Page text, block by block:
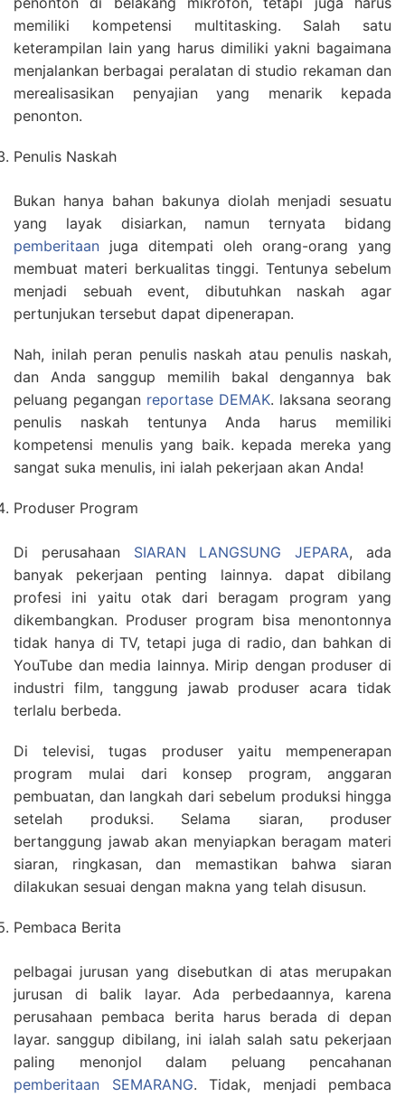
memiliki kompetensi multitasking. Salah satu
keterampilan lain yang harus dimiliki yakni bagaimana
menjalankan berbagai peralatan di studio rekaman dan
merealisasikan penyajian yang menarik kepada
penonton.
Penulis Naskah
Bukan hanya bahan bakunya diolah menjadi sesuatu
yang layak disiarkan, namun ternyata bidang
pemberitaan juga ditempati oleh orang-orang yang
membuat materi berkualitas tinggi. Tentunya sebelum
menjadi sebuah event, dibutuhkan naskah agar
pertunjukan tersebut dapat dipenerapan.
Nah, inilah peran penulis naskah atau penulis naskah,
dan Anda sanggup memilih bakal dengannya bak
peluang pegangan reportase DEMAK. laksana seorang
penulis naskah tentunya Anda harus memiliki
kompetensi menulis yang baik. kepada mereka yang
sangat suka menulis, ini ialah pekerjaan akan Anda!
Produser Program
Di perusahaan SIARAN LANGSUNG JEPARA, ada
banyak pekerjaan penting lainnya. dapat dibilang
profesi ini yaitu otak dari beragam program yang
dikembangkan. Produser program bisa menontonnya
tidak hanya di TV, tetapi juga di radio, dan bahkan di
YouTube dan media lainnya. Mirip dengan produser di
industri film, tanggung jawab produser acara tidak
terlalu berbeda.
Di televisi, tugas produser yaitu mempenerapan
program mulai dari konsep program, anggaran
pembuatan, dan langkah dari sebelum produksi hingga
setelah produksi. Selama siaran, produser
bertanggung jawab akan menyiapkan beragam materi
siaran, ringkasan, dan memastikan bahwa siaran
dilakukan sesuai dengan makna yang telah disusun.
Pembaca Berita
pelbagai jurusan yang disebutkan di atas merupakan
jurusan di balik layar. Ada perbedaannya, karena
perusahaan pembaca berita harus berada di depan
layar. sanggup dibilang, ini ialah salah satu pekerjaan
paling menonjol dalam peluang pencahanan
pemberitaan SEMARANG. Tidak, menjadi pembaca